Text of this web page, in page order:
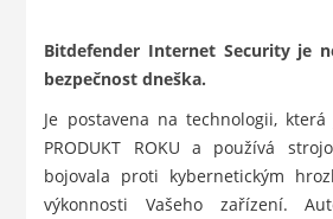
Bitdefender Internet Security je
bezpečnost dneška.
Je postavena na technologii,
PRODUKT ROKU a používá
bojovala proti kybernetickým
výkonnosti Vašeho zařízení.